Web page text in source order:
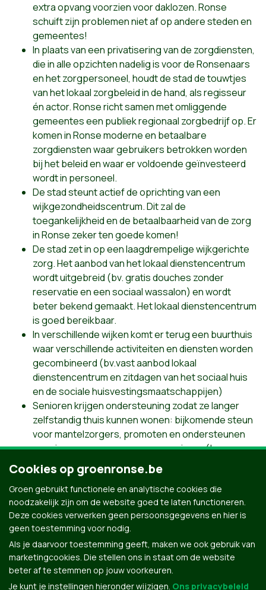
extra opvang voorzien voor daklozen. Ronse
schuift zijn problemen niet af op andere steden en
gemeentes!
In plaats van een privatisering van de zorgdiensten,
die in alle opzichten nadelig is voor de Ronsenaars
en het zorgpersoneel, houdt de stad de touwtjes
van het lokaal zorgbeleid in de hand, als regisseur
én actor. Ronse richt samen met omliggende
gemeentes een publiek regionaal zorgbedrijf op. Er
komen in Ronse moderne en betaalbare
zorgdiensten waar gebruikers betrokken worden
bij het beleid en waar er voldoende geïnvesteerd
wordt in personeel.
De stad steunt actief de oprichting van een
wijkgezondheidscentrum. Dit zal de
toegankelijkheid en de betaalbaarheid van de zorg
in Ronse zeker ten goede komen!
De stad zet in op een laagdrempelige wijkgerichte
zorg. Het aanbod van het lokaal dienstencentrum
wordt uitgebreid (bv. gratis douches zonder
reservatie en een sociaal wassalon) en wordt
beter bekend gemaakt. Het lokaal dienstencentrum
is goed bereikbaar.
In verschillende wijken komt er terug een buurthuis
waar verschillende activiteiten en diensten worden
gecombineerd (bv.vast aanbod lokaal
dienstencentrum en zitdagen van het sociaal huis
en de sociale huisvestingsmaatschappijen)
Senioren krijgen ondersteuning zodat ze langer
zelfstandig thuis kunnen wonen: bijkomende steun
voor mantelzorgers, promoten en ondersteunen
van nieuwe woonvormen voor senioren (bv.
intergenerationeel co-housen) en laagdrempelige
en betaalbare thuisverpleging.
Terug
Cookies op groenronse.be
Groen gebruikt functionele en analytische cookies die
noodzakelijk zijn om de website goed te laten functioneren.
Deze cookies verwerken geen persoonsgegevens en hier is
geen toestemming voor nodig.
Als je daarvoor toestemming geeft, maken we ook gebruik van
marketingcookies. Die stellen ons in staat om de website
beter af te stemmen op jouw voorkeuren.
Je kunt je instellingen hieronder wijzigen. Ons privacybeleid